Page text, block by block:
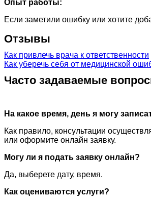
Опыт работы:
Если заметили ошибку или хотите
Отзывы
Как привлечь врача к ответственности
Как уберечь себя от медицинской
Часто задаваемые
На какое время, день я могу
Как правило, консультации
или оформите онлайн заявку.
Могу ли я подать заявку онлайн?
Да, выберете дату, время.
Как оцениваются услуги?